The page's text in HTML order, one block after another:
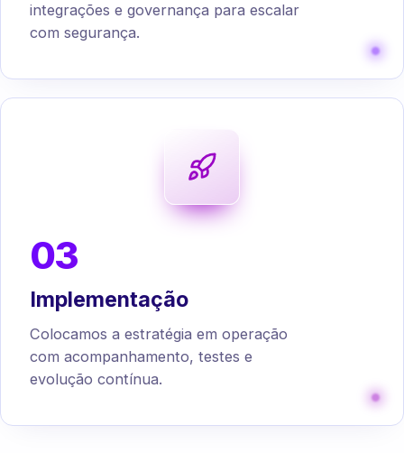
integrações e governança para escalar
com segurança.
03
Implementação
Colocamos a estratégia em operação
com acompanhamento, testes e
evolução contínua.